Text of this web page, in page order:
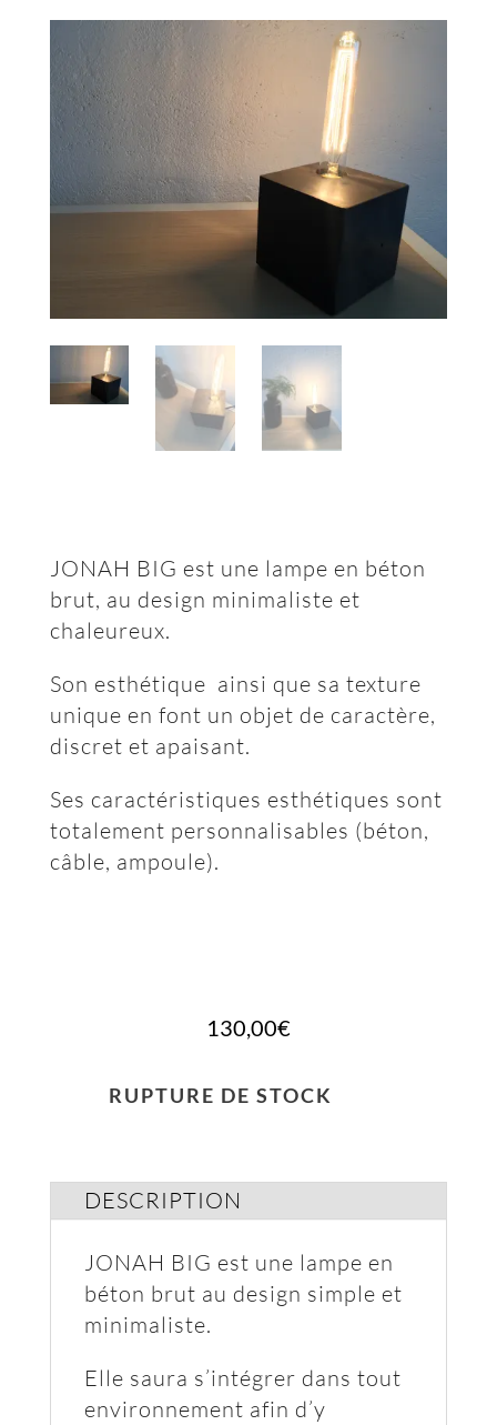
JONAH BIG est une lampe en béton
brut, au design minimaliste et
chaleureux.
Son esthétique ainsi que sa texture
unique en font un objet de caractère,
discret et apaisant.
Ses caractéristiques esthétiques sont
totalement personnalisables (béton,
câble, ampoule).
130,00€
RUPTURE DE STOCK
DESCRIPTION
JONAH BIG est une lampe en
béton brut au design simple et
minimaliste.
Elle saura s’intégrer dans tout
environnement afin d’y